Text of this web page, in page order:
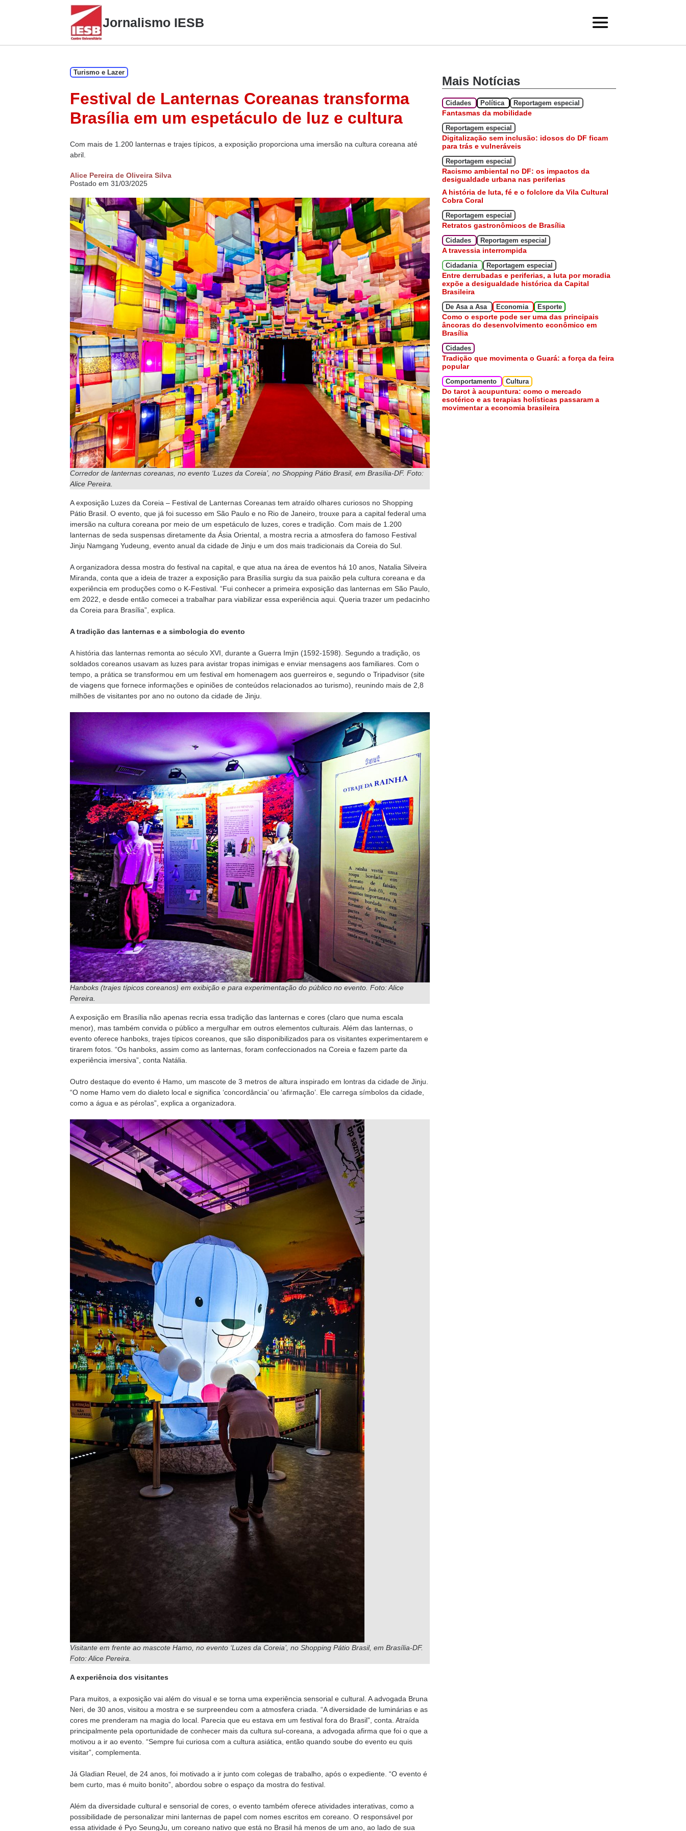
Jornalismo IESB
Turismo e Lazer
Festival de Lanternas Coreanas transforma
Brasília em um espetáculo de luz e cultura
Com mais de 1.200 lanternas e trajes típicos, a exposição proporciona uma imersão na cultura coreana até
abril.
Alice Pereira de Oliveira Silva
Postado em 31/03/2025
Corredor de lanternas coreanas, no evento ‘Luzes da Coreia’, no Shopping Pátio Brasil, em Brasília-DF. Foto:
Alice Pereira.
A exposição Luzes da Coreia – Festival de Lanternas Coreanas tem atraído olhares curiosos no Shopping
Pátio Brasil. O evento, que já foi sucesso em São Paulo e no Rio de Janeiro, trouxe para a capital federal uma
imersão na cultura coreana por meio de um espetáculo de luzes, cores e tradição. Com mais de 1.200
lanternas de seda suspensas diretamente da Ásia Oriental, a mostra recria a atmosfera do famoso Festival
Jinju Namgang Yudeung, evento anual da cidade de Jinju e um dos mais tradicionais da Coreia do Sul.
A organizadora dessa mostra do festival na capital, e que atua na área de eventos há 10 anos, Natalia Silveira
Miranda, conta que a ideia de trazer a exposição para Brasília surgiu da sua paixão pela cultura coreana e da
experiência em produções como o K-Festival. “Fui conhecer a primeira exposição das lanternas em São Paulo,
em 2022, e desde então comecei a trabalhar para viabilizar essa experiência aqui. Queria trazer um pedacinho
da Coreia para Brasília”, explica.
A tradição das lanternas e a simbologia do evento
A história das lanternas remonta ao século XVI, durante a Guerra Imjin (1592-1598). Segundo a tradição, os
soldados coreanos usavam as luzes para avistar tropas inimigas e enviar mensagens aos familiares. Com o
tempo, a prática se transformou em um festival em homenagem aos guerreiros e, segundo o Tripadvisor (site
de viagens que fornece informações e opiniões de conteúdos relacionados ao turismo), reunindo mais de 2,8
milhões de visitantes por ano no outono da cidade de Jinju.
Hanboks (trajes típicos coreanos) em exibição e para experimentação do público no evento. Foto: Alice
Pereira.
A exposição em Brasília não apenas recria essa tradição das lanternas e cores (claro que numa escala
menor), mas também convida o público a mergulhar em outros elementos culturais. Além das lanternas, o
evento oferece hanboks, trajes típicos coreanos, que são disponibilizados para os visitantes experimentarem e
tirarem fotos. “Os hanboks, assim como as lanternas, foram confeccionados na Coreia e fazem parte da
experiência imersiva”, conta Natália.
Outro destaque do evento é Hamo, um mascote de 3 metros de altura inspirado em lontras da cidade de Jinju.
“O nome Hamo vem do dialeto local e significa ‘concordância’ ou ‘afirmação’. Ele carrega símbolos da cidade,
como a água e as pérolas”, explica a organizadora.
Visitante em frente ao mascote Hamo, no evento ‘Luzes da Coreia’, no Shopping Pátio Brasil, em Brasília-DF.
Foto: Alice Pereira.
A experiência dos visitantes
Para muitos, a exposição vai além do visual e se torna uma experiência sensorial e cultural. A advogada Bruna
Neri, de 30 anos, visitou a mostra e se surpreendeu com a atmosfera criada. “A diversidade de luminárias e as
cores me prenderam na magia do local. Parecia que eu estava em um festival fora do Brasil”, conta. Atraída
principalmente pela oportunidade de conhecer mais da cultura sul-coreana, a advogada afirma que foi o que a
motivou a ir ao evento. “Sempre fui curiosa com a cultura asiática, então quando soube do evento eu quis
visitar”, complementa.
Já Gladian Reuel, de 24 anos, foi motivado a ir junto com colegas de trabalho, após o expediente. “O evento é
bem curto, mas é muito bonito”, abordou sobre o espaço da mostra do festival.
Além da diversidade cultural e sensorial de cores, o evento também oferece atividades interativas, como a
possibilidade de personalizar mini lanternas de papel com nomes escritos em coreano. O responsável por
essa atividade é Pyo SeungJu, um coreano nativo que está no Brasil há menos de um ano, ao lado de sua
Mais Notícias
Cidades Política Reportagem especial
Fantasmas da mobilidade
Reportagem especial
Digitalização sem inclusão: idosos do DF ficam
para trás e vulneráveis
Reportagem especial
Racismo ambiental no DF: os impactos da
desigualdade urbana nas periferias
A história de luta, fé e o folclore da Vila Cultural
Cobra Coral
Reportagem especial
Retratos gastronômicos de Brasília
Cidades Reportagem especial
A travessia interrompida
Cidadania Reportagem especial
Entre derrubadas e periferias, a luta por moradia
expõe a desigualdade histórica da Capital
Brasileira
De Asa a Asa Economia Esporte
Como o esporte pode ser uma das principais
âncoras do desenvolvimento econômico em
Brasília
Cidades
Tradição que movimenta o Guará: a força da feira
popular
Comportamento Cultura
Do tarot à acupuntura: como o mercado
esotérico e as terapias holísticas passaram a
movimentar a economia brasileira